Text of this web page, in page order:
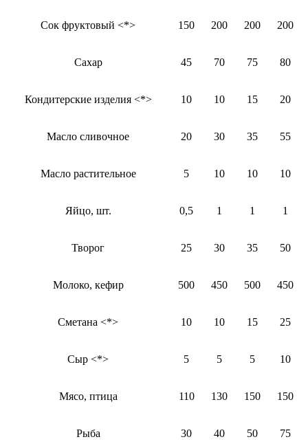
Сок фруктовый <*> 150 200 200 200
Сахар 45 70 75 80
Кондитерские изделия <*> 10 10 15 20
Масло сливочное 20 30 35 55
Масло растительное 5 10 10 10
Яйцо, шт. 0,5 1 1 1
Творог 25 30 35 50
Молоко, кефир 500 450 500 450
Сметана <*> 10 10 15 25
Сыр <*> 5 5 5 10
Мясо, птица 110 130 150 150
Рыба 30 40 50 75